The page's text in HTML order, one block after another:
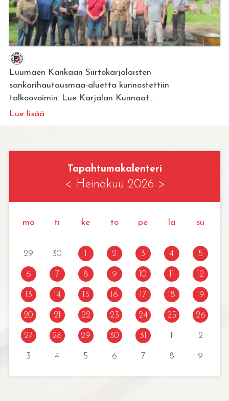
Luumäen Kankaan Siirtokarjalaisten
sankarihautausmaa-aluetta kunnostettiin
talkoovoimin. Lue Karjalan Kunnaat...
Lue lisää
Tapahtumakalenteri
< Heinäkuu 2026 >
ma ti ke to pe la su
29 30 2 3 4 5
6 7 8 9 10 12
13 14 15 16 17 18 19
20 21 22 23 24 25 26
27 28 29 30 31 2
3 4 5 6 7 8 9